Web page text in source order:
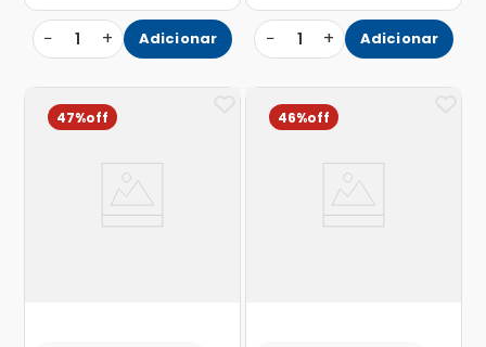
− 1 + Adicionar − 1 + Adicionar
47% 46%